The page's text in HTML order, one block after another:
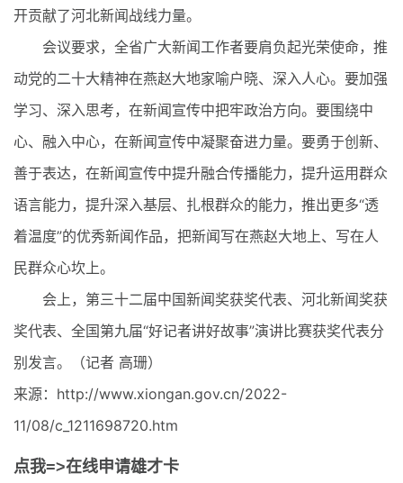
开贡献了河北新闻战线力量。
会议要求，全省广大新闻工作者要肩负起光荣使命，推
动党的二十大精神在燕赵大地家喻户晓、深入人心。要加强
学习、深入思考，在新闻宣传中把牢政治方向。要围绕中
心、融入中心，在新闻宣传中凝聚奋进力量。要勇于创新、
善于表达，在新闻宣传中提升融合传播能力，提升运用群众
语言能力，提升深入基层、扎根群众的能力，推出更多“透
着温度”的优秀新闻作品，把新闻写在燕赵大地上、写在人
民群众心坎上。
会上，第三十二届中国新闻奖获奖代表、河北新闻奖获
奖代表、全国第九届“好记者讲好故事”演讲比赛获奖代表分
别发言。（记者 高珊）
来源：http://www.xiongan.gov.cn/2022-
11/08/c_1211698720.htm
点我=>在线申请雄才卡